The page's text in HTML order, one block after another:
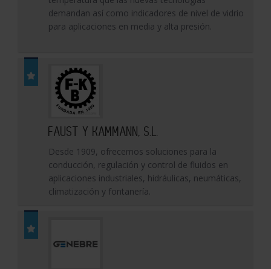
demandan así como indicadores de nivel de vidrio
para aplicaciones en media y alta presión.
FAUST Y KAMMANN, S.L.
Desde 1909, ofrecemos soluciones para la
conducción, regulación y control de fluidos en
aplicaciones industriales, hidráulicas, neumáticas,
climatización y fontanería.